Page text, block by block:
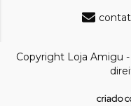
Copyright Loja Amigu